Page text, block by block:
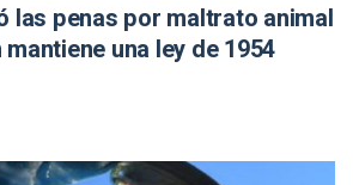
las penas por maltrato animal
una ley de 1954